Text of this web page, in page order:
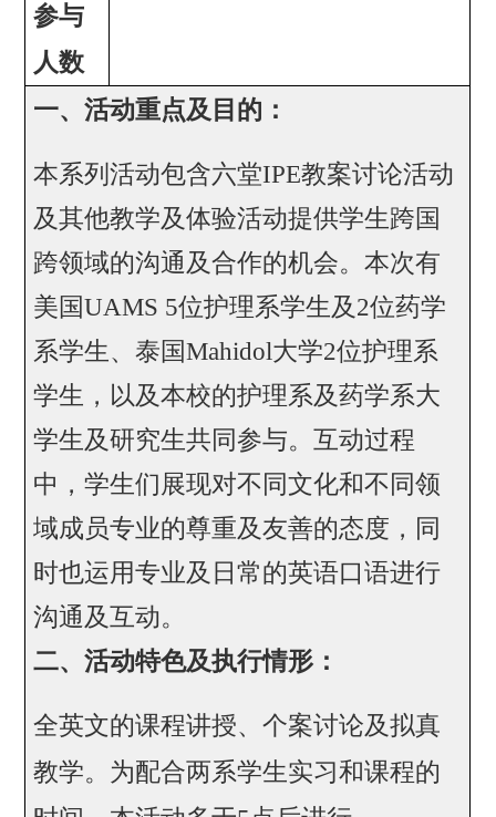
参与
人数
一、活动重点及目的：
本系列活动包含六堂IPE教案讨论活动
及其他教学及体验活动提供学生跨国
跨领域的沟通及合作的机会。本次有
美国UAMS 5位护理系学生及 2位药学
系学生、泰国Mahidol大学2位护理系
学生，以及本校的护理系及药学系大
学生及研究生共同参与。互动过程
中，学生们展现对不同文化和不同领
域成员专业的尊重及友善的态度，同
时也运用专业及日常的英语口语进行
沟通及互动。
二、活动特色及执行情形：
全英文的课程讲授、个案讨论及拟真
教学。为配合两系学生实习和课程的